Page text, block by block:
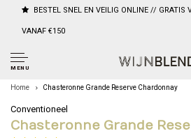
BESTEL SNEL EN VEILIG ONLINE // GRATIS
VANAF €150
MENU
Home Chasteronne Grande Reserve Chardonnay
Conventioneel
Chasteronne Grande